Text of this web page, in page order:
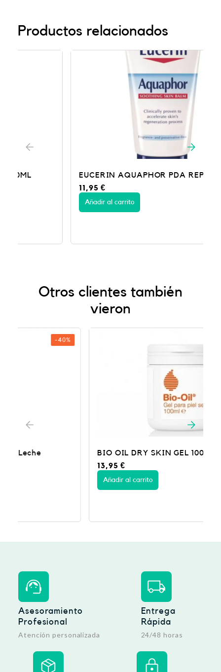
Productos relacionados
EUCERIN AQUAPHOR PDA REPAR 45
Otros clientes también
vieron
BIO OIL DRY SKIN GEL 100 ML
Asesoramiento
Profesional
Atención personalizada
Entrega
Rápida
24/48 horas